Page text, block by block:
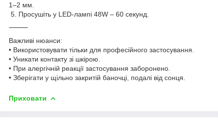
1–2 мм.
5. Просушіть у LED-лампі 48W – 60 секунд.
⸻
Важливі нюанси:
• Використовувати тільки для професійного застосування.
• Уникати контакту зі шкірою.
• При алергічній реакції застосування заборонено.
• Зберігати у щільно закритій баночці, подалі від сонця.
Приховати